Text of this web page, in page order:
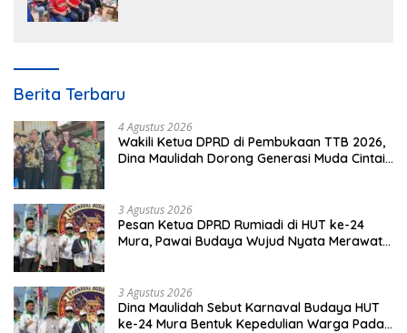
Berita Terbaru
4 Agustus 2026
Wakili Ketua DPRD di Pembukaan TTB 2026,
Dina Maulidah Dorong Generasi Muda Cintai
3 Agustus 2026
Pesan Ketua DPRD Rumiadi di HUT ke-24
Mura, Pawai Budaya Wujud Nyata Merawat
3 Agustus 2026
Dina Maulidah Sebut Karnaval Budaya HUT
ke-24 Mura Bentuk Kepedulian Warga Pada